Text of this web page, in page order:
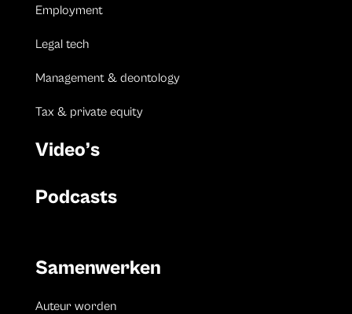
Employment
Legal tech
Management & deontology
Tax & private equity
Video’s
Podcasts
Samenwerken
Auteur worden